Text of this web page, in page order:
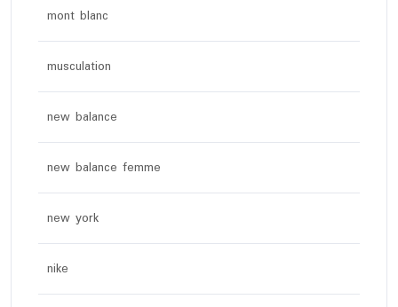
mont blanc
musculation
new balance
new balance femme
new york
nike